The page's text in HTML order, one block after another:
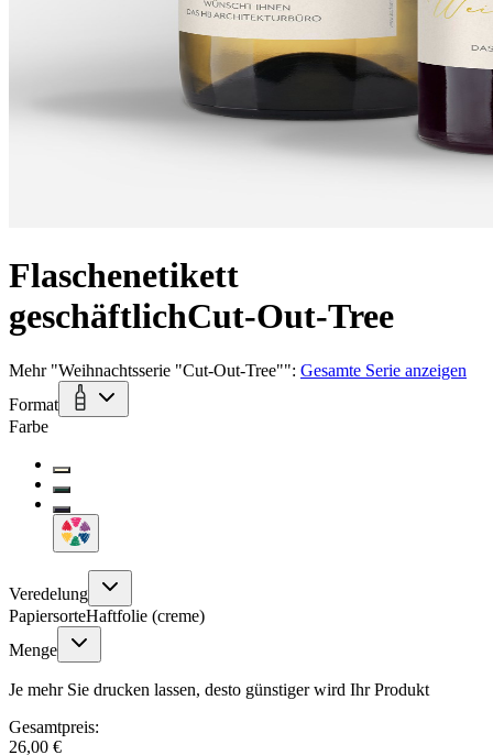
Flaschenetikett
geschäftlichCut-Out-Tree
Mehr"Weihnachtsserie "Cut-Out-Tree"": Gesamte Serie anzeigen
Format
Farbe
Veredelung
PapiersorteHaftfolie (creme)
Menge
Je mehr Sie drucken lassen, desto günstiger wird Ihr Produkt
Gesamtpreis:
26,00 €